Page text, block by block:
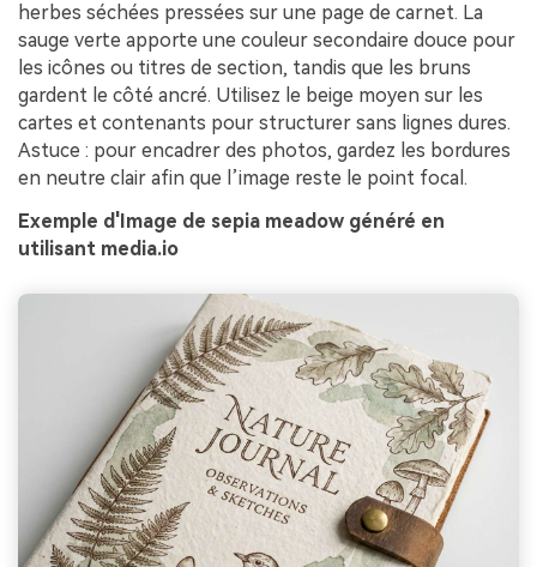
herbes séchées pressées sur une page de carnet. La
sauge verte apporte une couleur secondaire douce pour
les icônes ou titres de section, tandis que les bruns
gardent le côté ancré. Utilisez le beige moyen sur les
cartes et contenants pour structurer sans lignes dures.
Astuce : pour encadrer des photos, gardez les bordures
en neutre clair afin que l’image reste le point focal.
Exemple d'Image de sepia meadow généré en
utilisant media.io